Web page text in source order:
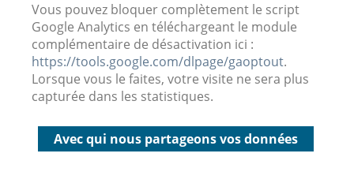
Vous pouvez bloquer complètement le script
Google Analytics en téléchargeant le module
complémentaire de désactivation ici :
https://tools.google.com/dlpage/gaoptout.
Lorsque vous le faites, votre visite ne sera plus
capturée dans les statistiques.
Avec qui nous partageons vos données